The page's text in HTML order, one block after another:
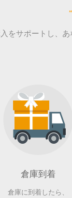
をサポートし、
倉庫到着
倉庫に到着したら、